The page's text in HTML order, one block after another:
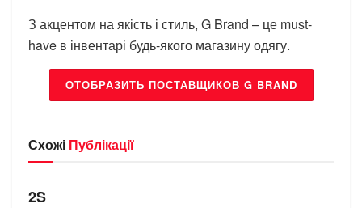
З акцентом на якість і стиль, G Brand – це must-
have в інвентарі будь-якого магазину одягу.
ОТОБРАЗИТЬ ПОСТАВЩИКОВ G BRAND
Схожі Публікації
БРЕНДИ
2S